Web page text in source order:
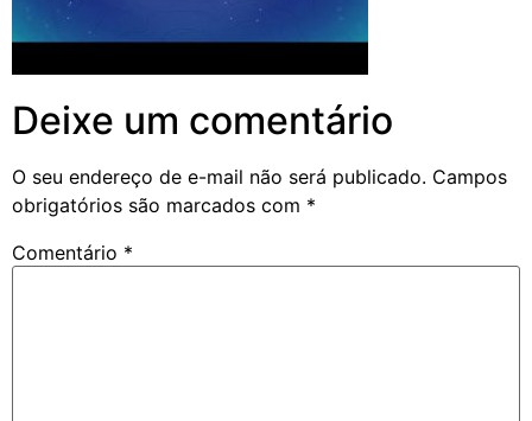
Deixe um comentário
O seu endereço de e-mail não será publicado. Campos
obrigatórios são marcados com *
Comentário *